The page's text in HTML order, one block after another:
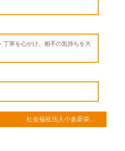
丁寧を心がけ、相手の気持ちを大
社会福祉法人小倉新栄...